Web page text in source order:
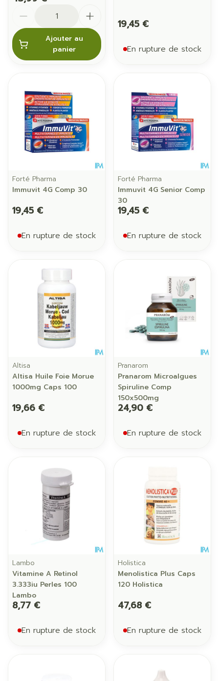
Ajouter au
panier
19,45 €
En rupture de stock
Forté Pharma
Immuvit 4G Comp 30
19,45 €
En rupture de stock
Forté Pharma
Immuvit 4G Senior Comp
30
19,45 €
En rupture de stock
Altisa
Altisa Huile Foie Morue
1000mg Caps 100
19,66 €
En rupture de stock
Pranarom
Pranarom Microalgues
Spiruline Comp
150x500mg
24,90 €
En rupture de stock
Lambo
Vitamine A Retinol
3.333iu Perles 100
Lambo
8,77 €
En rupture de stock
Holistica
Menolistica Plus Caps
120 Holistica
47,68 €
En rupture de stock